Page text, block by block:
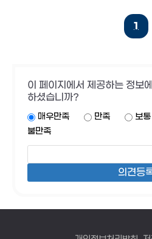
1
이 페이지에서 제공하는 정보
하셨습니까?
매우만족 만족 보통
불만족